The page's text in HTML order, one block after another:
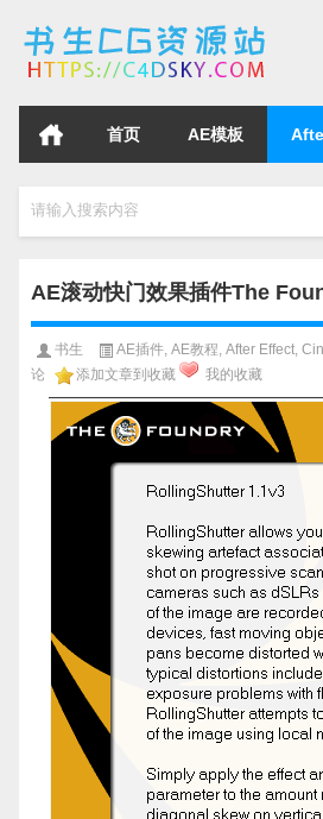
首页 AE模板
请输入搜索内容
AE滚动快门效果插件The
书生 AE插件, AE教程, After Effect,
论
添加文章到收藏 我的收藏